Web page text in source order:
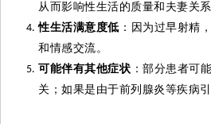
从而影响性生活的质量和夫妻关系
性生活满意度低 ：因为过早射精
和情感交流。
可能伴有其他症状 ：部分患者可
关；如果是由于前列腺炎等疾病